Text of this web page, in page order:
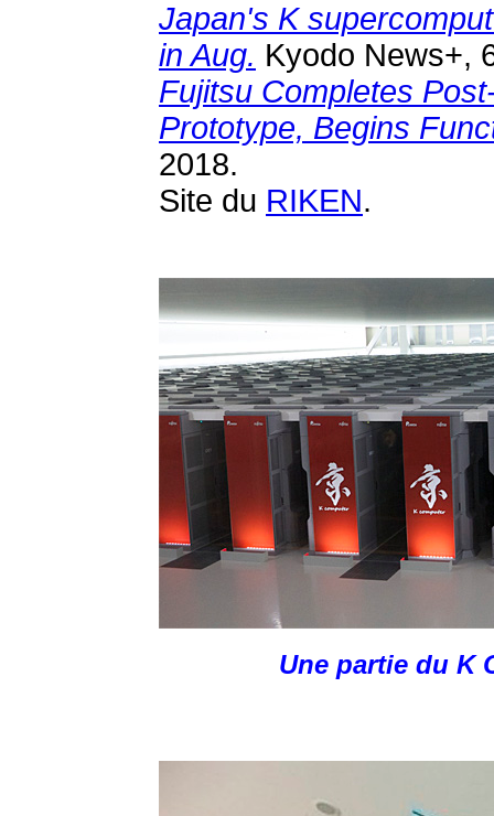
Japan's K
in Aug. Kyodo News+,
Fujitsu Completes
Prototype, Begins
2018.
Site du RIKEN.
Une partie du K